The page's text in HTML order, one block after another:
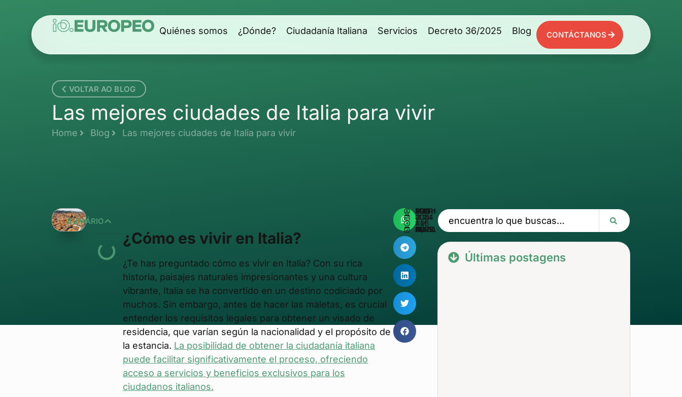
Quiénes somos ¿Dónde? Ciudadanía Italiana Servicios Decreto 36/2025 Blog CONTÁCTANOS
VOLTAR AO BLOG
Las mejores ciudades de Italia para vivir
Home Blog Las mejores ciudades de Italia para vivir
Últimas postagens
SUMÁRIO
¿Cómo es vivir en Italia?
¿Te has preguntado cómo es vivir en Italia? Con su rica
historia, paisajes naturales impresionantes y una cultura
vibrante, Italia se ha convertido en un destino codiciado por
muchos. Sin embargo, antes de hacer las maletas, es crucial
entender los requisitos legales para obtener un visado de
residencia, que varían según la nacionalidad y el propósito de
la estancia. La posibilidad de obtener la ciudadanía italiana
puede facilitar significativamente el proceso, ofreciendo
acceso a servicios y beneficios exclusivos para los
ciudadanos italianos.
ESCRITO POR
MATHEUS REIS
JUNIO 7, 2024
1:26 AM
ACTUALIZADO EN ABRIL 11, 2025